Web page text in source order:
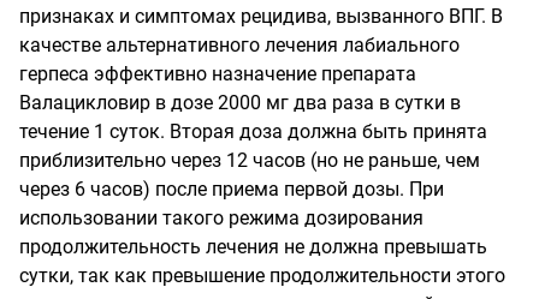
признаках и симптомах рецидива, вызванного ВПГ. В
качестве альтернативного лечения лабиального
герпеса эффективно назначение препарата
Валацикловир в дозе 2000 мг два раза в сутки в
течение 1 суток. Вторая доза должна быть принята
приблизительно через 12 часов (но не раньше, чем
через 6 часов) после приема первой дозы. При
использовании такого режима дозирования
продолжительность лечения не должна превышать
сутки, так как превышение продолжительности этого